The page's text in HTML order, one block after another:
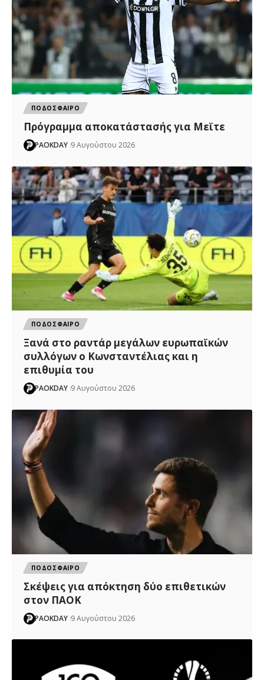
ΠΟΔΟΣΦΑΙΡΟ
Πρόγραμμα αποκατάστασής για Μεϊτε
PAOKDAY 9 Αυγούστου 2026
ΠΟΔΟΣΦΑΙΡΟ
Ξανά στο ραντάρ μεγάλων ευρωπαϊκών
συλλόγων ο Κωνσταντέλιας και η
επιθυμία του
PAOKDAY 9 Αυγούστου 2026
ΠΟΔΟΣΦΑΙΡΟ
Σκέψεις για απόκτηση δύο επιθετικών
στον ΠΑΟΚ
PAOKDAY 9 Αυγούστου 2026